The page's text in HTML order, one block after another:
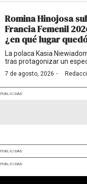
Romina Hinojosa
Francia Femenil
¿en qué lugar
La polaca Kasia
tras protagonizar un
7 de agosto, 2026 ·
PUBLICIDAD
PUBLICIDAD
PUBLICIDAD